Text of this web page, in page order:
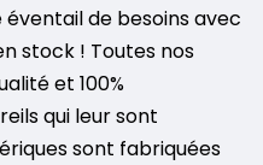
de besoins avec
stock ! Toutes nos
et 100%
qui leur sont
sont fabriquées